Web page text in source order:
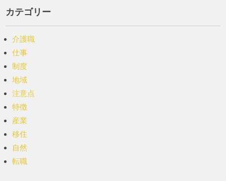
カテゴリー
介護職
仕事
制度
地域
注意点
特徴
産業
移住
自然
転職